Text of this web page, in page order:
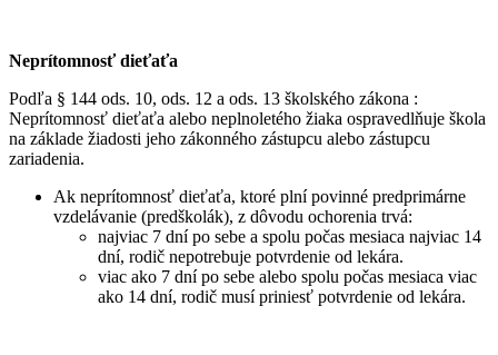
Neprítomnosť dieťaťa
Podľa § 144 ods. 10, ods. 12 a ods. 13 školského zákona :
Neprítomnosť dieťaťa alebo neplnoletého žiaka ospravedlňuje škola
na základe žiadosti jeho zákonného zástupcu alebo zástupcu
zariadenia.
Ak neprítomnosť dieťaťa, ktoré plní povinné predprimárne
vzdelávanie (predškolák), z dôvodu ochorenia trvá:
najviac 7 dní po sebe a spolu počas mesiaca najviac 14
dní, rodič nepotrebuje potvrdenie od lekára.
viac ako 7 dní po sebe alebo spolu počas mesiaca viac
ako 14 dní, rodič musí priniesť potvrdenie od lekára.